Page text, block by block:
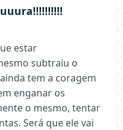
estar
subtraiu o
tem a coragem
enganar os
o mesmo, tentar
Será que ele vai